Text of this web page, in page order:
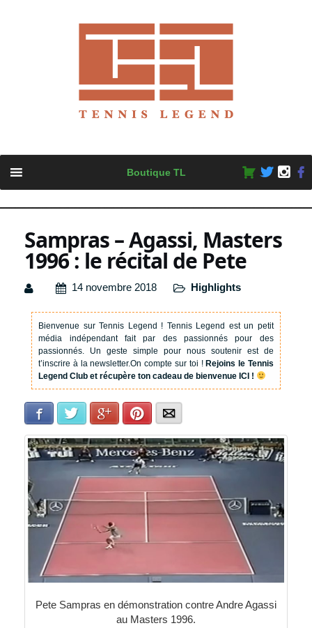
content
Boutique TL
Sampras – Agassi, Masters
1996 : le récital de Pete
14 novembre 2018 Highlights
Bienvenue sur Tennis Legend ! Tennis Legend est un petit
média indépendant fait par des passionnés pour des
passionnés. Un geste simple pour nous soutenir est de
t’inscrire à la newsletter.On compte sur toi !Rejoins le Tennis
Legend Club et récupère ton cadeau de bienvenue ICI !
Facebook Twitter Google+Pinterest
Pete Sampras en démonstration contre Andre Agassi
au Masters 1996.